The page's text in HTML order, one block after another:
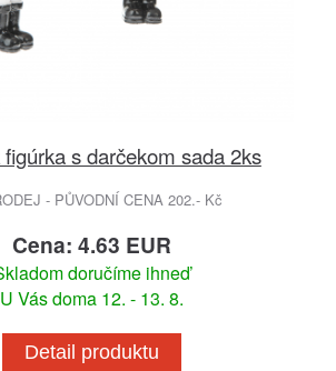
s darčekom sada 2ks
- PŮVODNÍ CENA 202.- Kč
Cena: 4.63 EUR
doručíme ihneď
U Vás doma 12. - 13. 8.
Detail produktu